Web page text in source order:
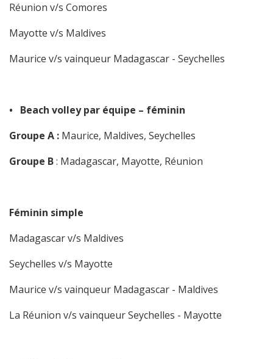
Réunion v/s Comores
Mayotte v/s Maldives
Maurice v/s vainqueur Madagascar - Seychelles
• Beach volley par équipe – féminin
Groupe A : Maurice, Maldives, Seychelles
Groupe B: Madagascar, Mayotte, Réunion
Féminin simple
Madagascar v/s Maldives
Seychelles v/s Mayotte
Maurice v/s vainqueur Madagascar - Maldives
La Réunion v/s vainqueur Seychelles - Mayotte